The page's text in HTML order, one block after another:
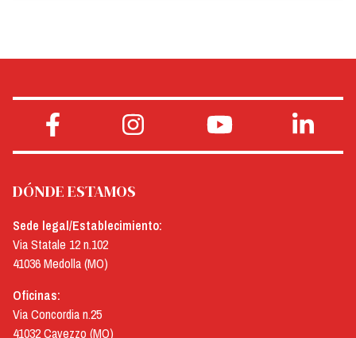
DÓNDE ESTAMOS
Sede legal/Establecimiento:
Via Statale 12 n.102
41036 Medolla (MO)
Oficinas:
Via Concordia n.25
41032 Cavezzo (MO)